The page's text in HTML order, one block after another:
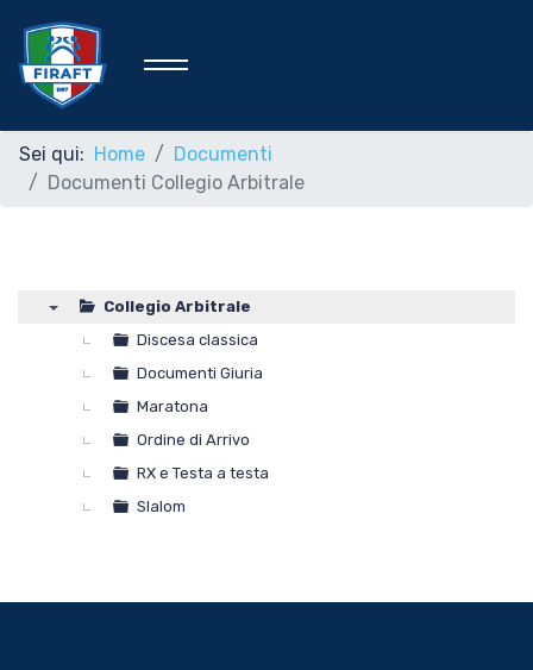
Federazione
Rafting Sportivo
Discipline Federali
Formazione
News
Sei qui: Home
Documenti
Documenti Collegio Arbitrale
Collegio Arbitrale
Discesa classica
Documenti Giuria
Maratona
Ordine di Arrivo
RX e Testa a testa
Slalom